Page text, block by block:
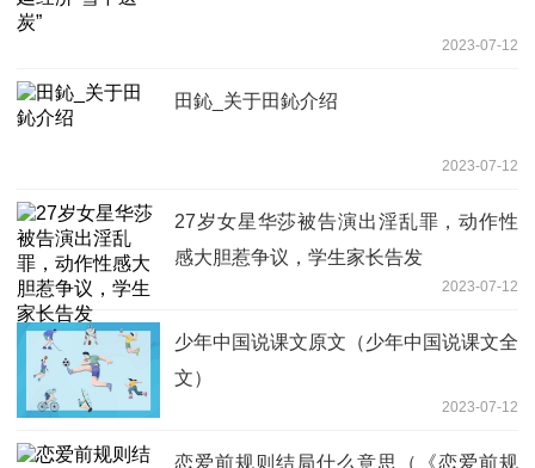
2023-07-12
田鈊_关于田鈊介绍
2023-07-12
27岁女星华莎被告演出淫乱罪，动作性
感大胆惹争议，学生家长告发
2023-07-12
少年中国说课文原文（少年中国说课文全
文）
2023-07-12
恋爱前规则结局什么意思（《恋爱前规